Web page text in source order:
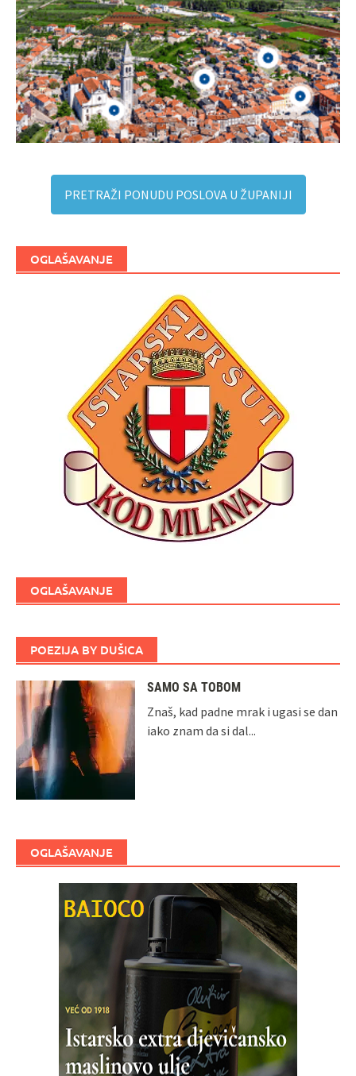
PRETRAŽI PONUDU POSLOVA U ŽUPANIJI
OGLAŠAVANJE
OGLAŠAVANJE
POEZIJA BY DUŠICA
SAMO SA TOBOM
Znaš, kad padne mrak i ugasi se dan
iako znam da si dal...
OGLAŠAVANJE